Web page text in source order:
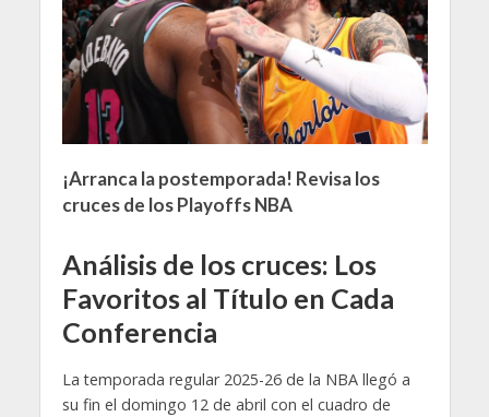
¡Arranca la postemporada! Revisa los
cruces de los Playoffs NBA
Análisis de los cruces: Los
Favoritos al Título en Cada
Conferencia
La temporada regular 2025-26 de la NBA llegó a
su fin el domingo 12 de abril con el cuadro de